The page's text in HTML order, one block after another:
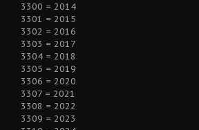
3300 = 2014
3301 = 2015
3302 = 2016
3303 = 2017
3304 = 2018
3305 = 2019
3306 = 2020
3307 = 2021
3308 = 2022
3309 = 2023